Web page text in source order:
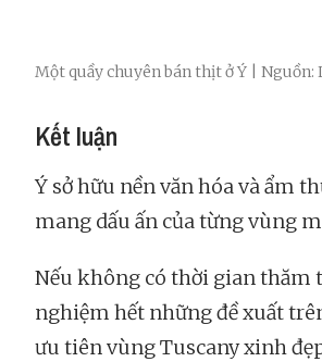
Một quầy chuyên bán thịt ở Ý | Nguồn:
Kết luận
Ý sở hữu nền văn hóa và ẩm
mang dấu ấn của từng vùng
Nếu không có thời gian thăm
nghiệm hết những đề xuất
ưu tiên vùng Tuscany xinh